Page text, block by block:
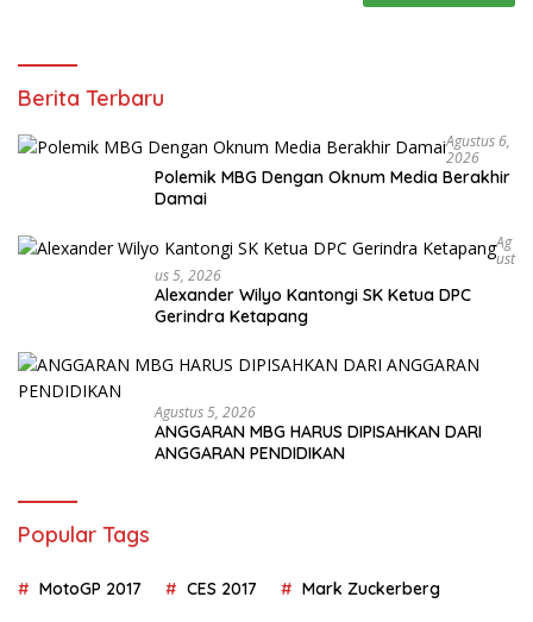
Berita Terbaru
Agustus 6,
2026
Polemik MBG Dengan Oknum Media Berakhir
Damai
Ag
Ust
Us 5, 2026
Alexander Wilyo Kantongi SK Ketua DPC
Gerindra Ketapang
Agustus 5, 2026
ANGGARAN MBG HARUS DIPISAHKAN DARI
ANGGARAN PENDIDIKAN
Popular Tags
MotoGP 2017 CES 2017 Mark Zuckerberg